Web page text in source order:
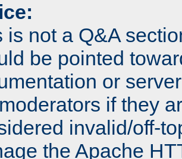
is not a Q&A
be pointed
or
if they
invalid/off-
the Apache